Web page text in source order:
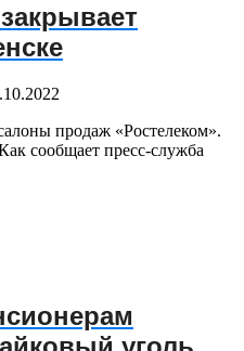
продаж «Ростелеком».
сообщает пресс-служба